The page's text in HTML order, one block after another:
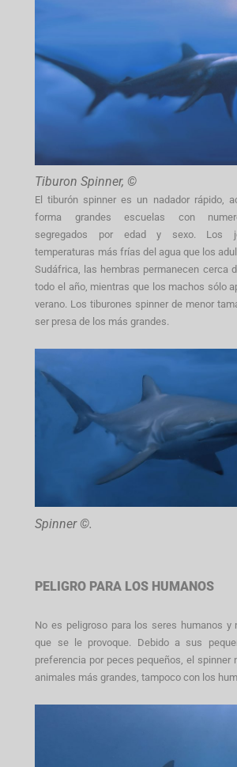
Tiburon Spinner, ©
El tiburón spinner es un nadador rápido,
forma grandes escuelas con
segregados por edad y sexo. Los
temperaturas más frías del agua que los
Sudáfrica, las hembras permanecen cerca
todo el año, mientras que los machos sólo
verano. Los tiburones spinner de menor
ser presa de los más grandes.
Spinner ©.
PELIGRO PARA LOS HUMANOS
No es peligroso para los seres humanos y
que se le provoque. Debido a sus
preferencia por peces pequeños, el spinner
animales más grandes, tampoco con los